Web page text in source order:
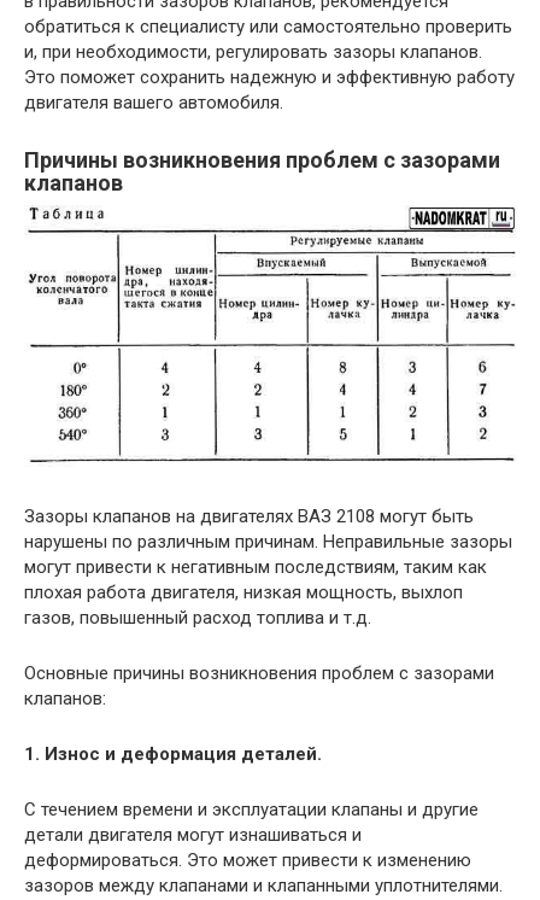
обратиться к специалисту или самостоятельно проверить
и, при необходимости, регулировать зазоры клапанов.
Это поможет сохранить надежную и эффективную работу
двигателя вашего автомобиля.
Причины возникновения проблем с зазорами
клапанов
Зазоры клапанов на двигателях ВАЗ 2108 могут быть
нарушены по различным причинам. Неправильные зазоры
могут привести к негативным последствиям, таким как
плохая работа двигателя, низкая мощность, выхлоп
газов, повышенный расход топлива и т.д.
Основные причины возникновения проблем с зазорами
клапанов:
1. Износ и деформация деталей.
С течением времени и эксплуатации клапаны и другие
детали двигателя могут изнашиваться и
деформироваться. Это может привести к изменению
зазоров между клапанами и клапанными уплотнителями.